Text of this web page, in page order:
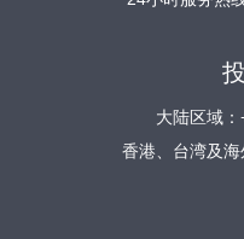
大陆区域
香港、台湾及